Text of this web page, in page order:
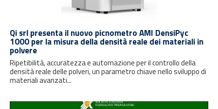
Qi srl presenta il nuovo picnometro AMI DensiPyc
1000 per la misura della densità reale dei materiali in
polvere
Ripetibilità, accuratezza e automazione per il controllo della
densità reale delle polveri, un parametro chiave nello sviluppo di
materiali avanzati...